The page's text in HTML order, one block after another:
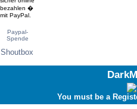
Paypal-
Spende
Shoutbox
You must be a